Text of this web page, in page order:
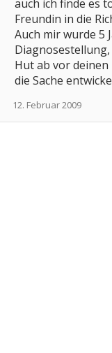
auch ich finde es
Freundin in die
Auch mir wurde 5
Hut ab vor deinen
die Sache
12. Februar 2009